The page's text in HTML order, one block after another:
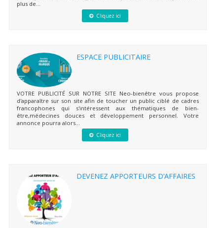
plus de...
Cliquez ici
ESPACE PUBLICITAIRE
VOTRE PUBLICITÉ SUR NOTRE SITE Neo-bienêtre vous propose
d'apparaître sur son site afin de toucher un public ciblé de cadres
francophones qui s'intéressent aux thématiques de bien-
être,médecines douces et développement personnel. Votre
annonce pourra alors...
Cliquez ici
DEVENEZ APPORTEURS D’AFFAIRES